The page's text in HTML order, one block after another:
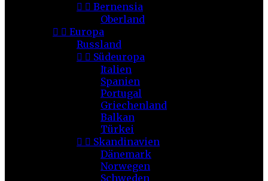
  Bernensia
Oberland
  Europa
Russland
  Südeuropa
Italien
Spanien
Portugal
Griechenland
Balkan
Türkei
  Skandinavien
Dänemark
Norwegen
Schweden